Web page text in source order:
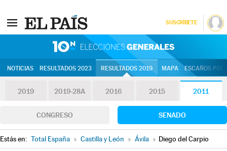
SUSCRÍBETE
NOTICIAS RESULTADOS 2023 RESULTADOS 2019 MAPA ESCAÑOS
2019 2019-28A 2016 2015 2011
CONGRESO SENADO
Estás en: Total España » Castilla y León » Ávila » Diego del Carpio